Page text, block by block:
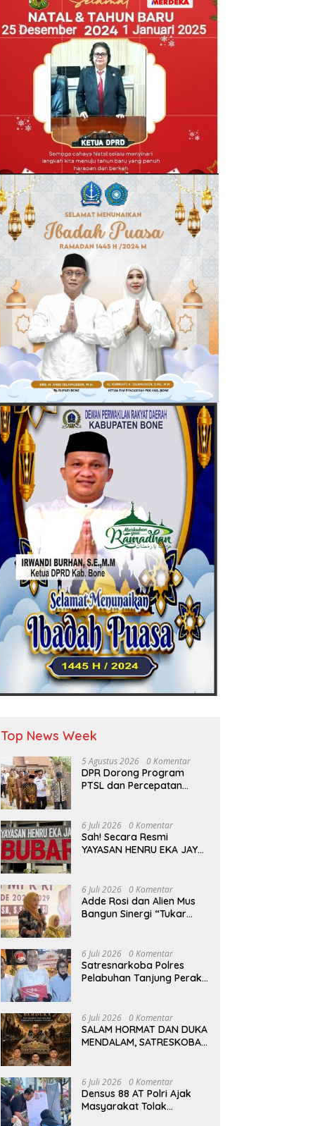
Top News Week
5 Agustus 2026 0 Komentar
DPR Dorong Program
PTSL dan Percepatan
6 Juli 2026 0 Komentar
Sah! Secara Resmi
YAYASAN HENRU EKA JAYA
6 Juli 2026 0 Komentar
Adde Rosi dan Alien Mus
Bangun Sinergi “Tukar
Perkuat Pendidikan dan
Pertanian
6 Juli 2026 0 Komentar
Satresnarkoba Polres
Pelabuhan Tanjung Perak
Kenjeran
6 Juli 2026 0 Komentar
SALAM HORMAT DAN DUKA
MENDALAM, SATRESKOBA
ATAS GUGURNYA TIGA
PAHLAWAN PEMBERANTAS
NARKOBA DI KATINGAN
6 Juli 2026 0 Komentar
Densus 88 AT Polri Ajak
Masyarakat Tolak